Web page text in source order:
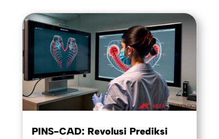
PINS-CAD: Revolusi Prediksi